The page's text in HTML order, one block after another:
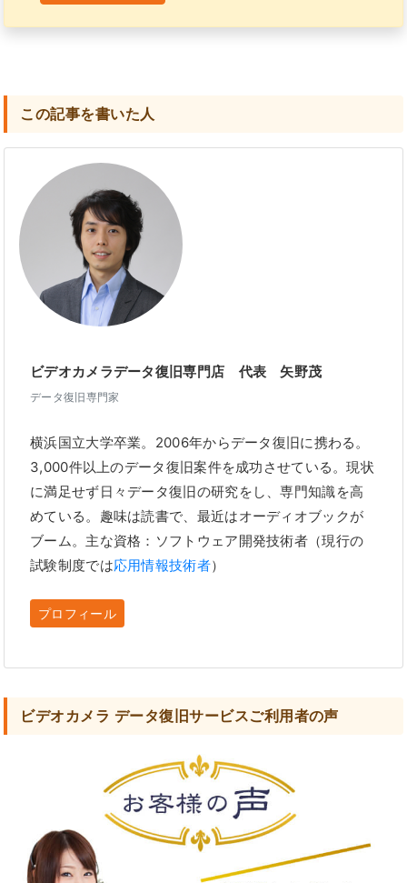
この記事を書いた人
ビデオカメラデータ復旧専門店 代表 矢野茂
データ復旧専門家
横浜国立大学卒業。2006年からデータ復旧に携わる。
3,000件以上のデータ復旧案件を成功させている。現状
に満足せず日々データ復旧の研究をし、専門知識を高
めている。趣味は読書で、最近はオーディオブックが
ブーム。主な資格：ソフトウェア開発技術者（現行の
試験制度では応用情報技術者）
プロフィール
ビデオカメラ データ復旧サービスご利用者の声